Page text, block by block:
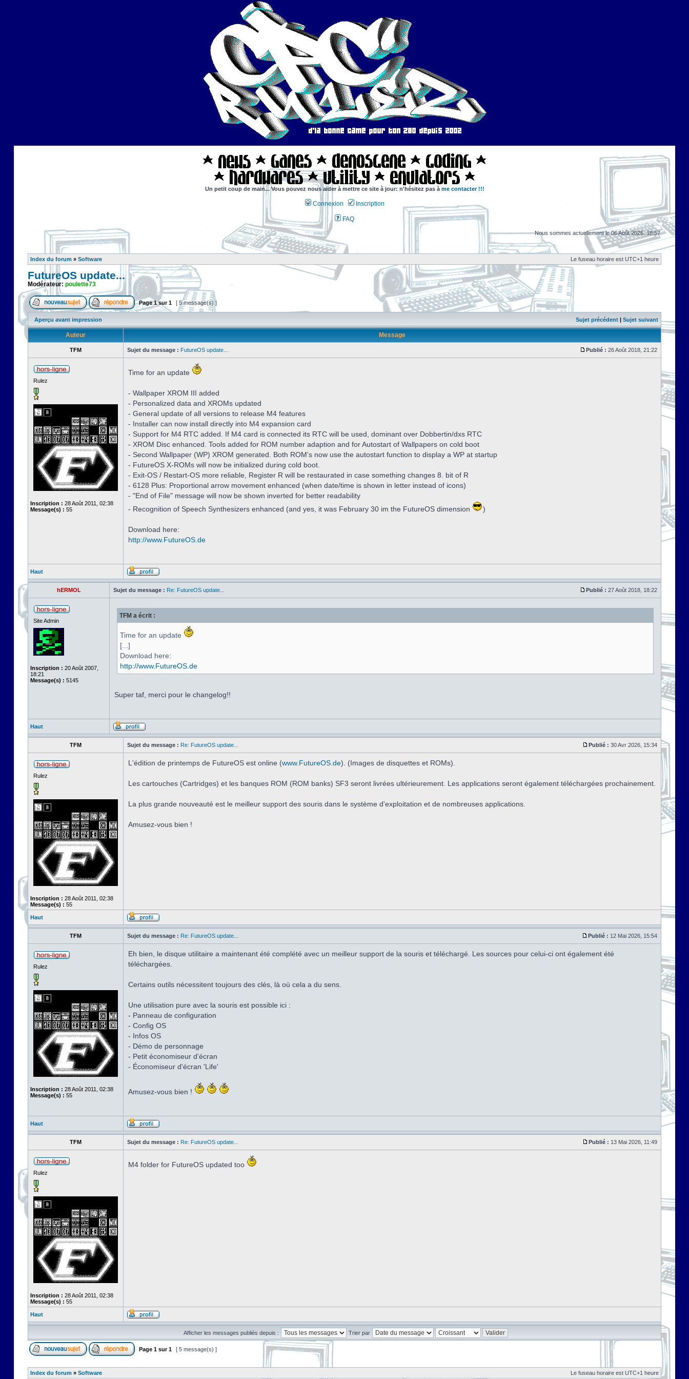
Un petit coup de main... Vous pouvez nous aider à mettre ce site à jour: n'hésitez pas à me contacter !!!
Connexion Inscription
FAQ
Nous sommes actuellement le 06 Août 2026, 18:57
Index du forum » Software Le fuseau horaire est UTC+1 heure
FutureOS update...
Modérateur: poulette73
Page1sur1 [ 5 message(s) ]
Aperçu avant impression Sujet précédent | Sujet suivant
Auteur Message
TFM Sujet du message : FutureOS update... Publié : 26 Août 2018, 21:22
Rulez
Inscription : 28 Août 2011, 02:38
Message(s) : 55
Time for an update
- Wallpaper XROM III added
- Personalized data and XROMs updated
- General update of all versions to release M4 features
- Installer can now install directly into M4 expansion card
- Support for M4 RTC added. If M4 card is connected its RTC will be used, dominant over Dobbertin/dxs RTC
- XROM Disc enhanced. Tools added for ROM number adaption and for Autostart of Wallpapers on cold boot
- Second Wallpaper (WP) XROM generated. Both ROM's now use the autostart function to display a WP at startup
- FutureOS X-ROMs will now be initialized during cold boot.
- Exit-OS / Restart-OS more reliable, Register R will be restaurated in case something changes 8. bit of R
- 6128 Plus: Proportional arrow movement enhanced (when date/time is shown in letter instead of icons)
- "End of File" message will now be shown inverted for better readability
- Recognition of Speech Synthesizers enhanced (and yes, it was February 30 im the FutureOS dimension
)
Download here:
http://www.FutureOS.de
Haut
hERMOL Sujet du message : Re: FutureOS update... Publié : 27 Août 2018, 18:22
Site Admin
Inscription : 20 Août 2007,
18:21
Message(s) : 5145
TFM a écrit :
Time for an update
[...]
Download here:
http://www.FutureOS.de
Super taf, merci pour le changelog!!
Haut
TFM Sujet du message : Re: FutureOS update... Publié : 30 Avr 2026, 15:34
Rulez
Inscription : 28 Août 2011, 02:38
Message(s) : 55
L'édition de printemps de FutureOS est online (www.FutureOS.de). (Images de disquettes et ROMs).
Les cartouches (Cartridges) et les banques ROM (ROM banks) SF3 seront livrées ultérieurement. Les applications seront également téléchargées prochainement.
La plus grande nouveauté est le meilleur support des souris dans le système d'exploitation et de nombreuses applications.
Amusez-vous bien !
Haut
TFM Sujet du message : Re: FutureOS update... Publié : 12 Mai 2026, 15:54
Rulez
Inscription : 28 Août 2011, 02:38
Message(s) : 55
Eh bien, le disque utilitaire a maintenant été complété avec un meilleur support de la souris et téléchargé. Les sources pour celui-ci ont également été
téléchargées.
Certains outils nécessitent toujours des clés, là où cela a du sens.
Une utilisation pure avec la souris est possible ici :
- Panneau de configuration
- Config OS
- Infos OS
- Démo de personnage
- Petit économiseur d'écran
- Économiseur d'écran 'Life'
Amusez-vous bien !
Haut
TFM Sujet du message : Re: FutureOS update... Publié : 13 Mai 2026, 11:49
Rulez
Inscription : 28 Août 2011, 02:38
Message(s) : 55
M4 folder for FutureOS updated too
Haut
Afficher les messages publiés depuis : Trier par
Page 1 sur1 [ 5 message(s) ]
Index du forum » Software Le fuseau horaire est UTC+1 heure